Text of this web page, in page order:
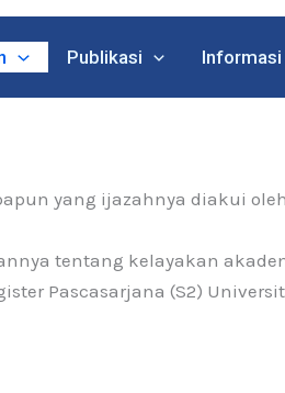
Publikasi Informasi
yang ijazahnya diakui
tentang kelayakan
Pascasarjana (S2)